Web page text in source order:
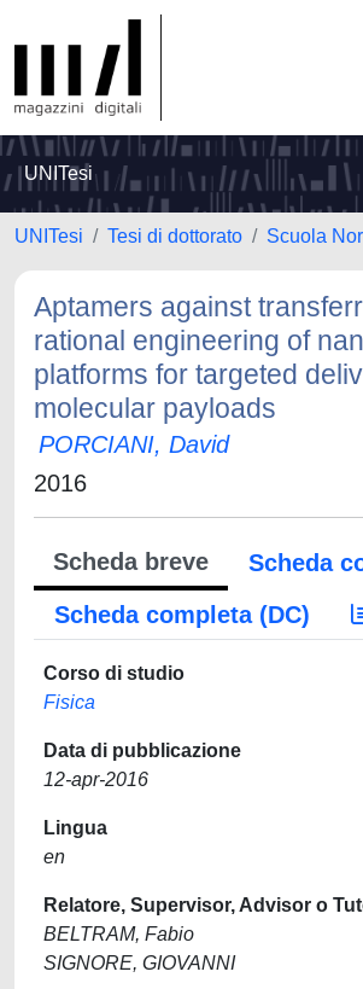
UNITesi
UNITesi Tesi di dottorato Scuola
Aptamers against
rational engineering of
platforms for targeted
molecular payloads
PORCIANI, David
2016
Scheda breve
Scheda
Scheda completa (DC)
Corso di studio
Fisica
Data di pubblicazione
12-apr-2016
Lingua
en
Relatore, Supervisor, Advisor o
BELTRAM, Fabio
SIGNORE, GIOVANNI